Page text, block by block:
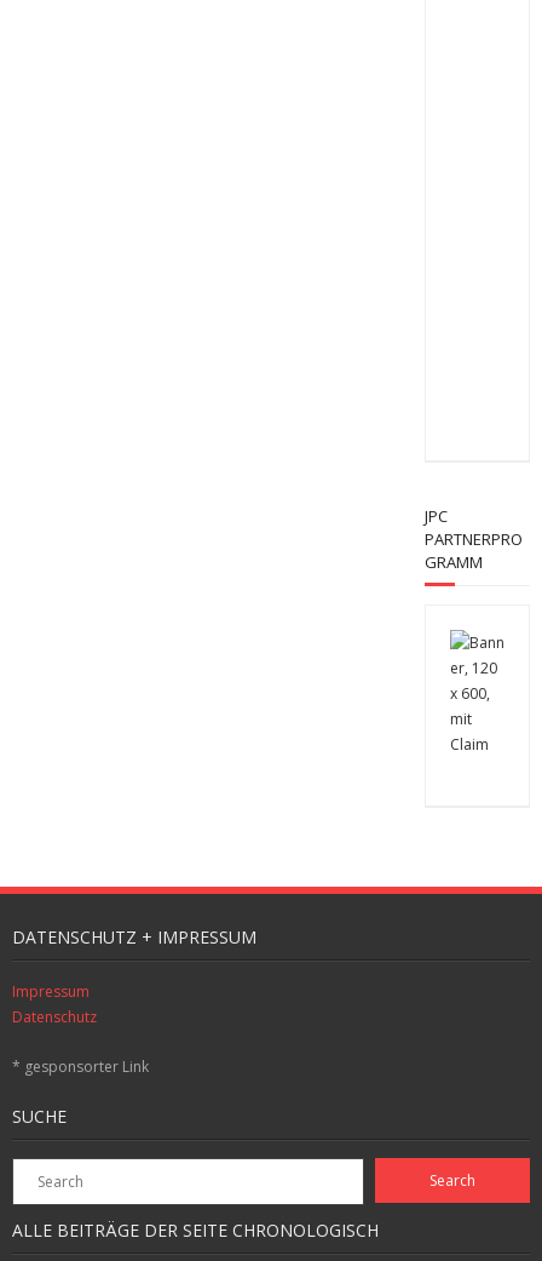
JPC
PARTNERPRO
GRAMM
DATENSCHUTZ + IMPRESSUM
Impressum
Datenschutz
* gesponsorter Link
SUCHE
ALLE BEITRÄGE DER SEITE CHRONOLOGISCH